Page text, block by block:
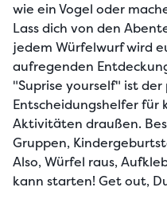
wie ein Vogel oder
Lass dich von den
jedem Würfelwurf wird
aufregenden
"Suprise yourself" ist
Entscheidungshelfer für
Aktivitäten draußen.
Gruppen,
Also, Würfel raus,
kann starten! Get out,